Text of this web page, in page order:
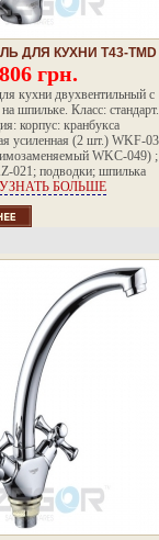
ДЛЯ КУХНИ T43-TMD
806 грн.
кухни двухвентильный с
шпильке. Класс: стандарт.
корпус: кранбукса
усиленная (2 шт.) WKF-
WKC-049) ;
021; подводки; шпилька
УЗНАТЬ БОЛЬШЕ